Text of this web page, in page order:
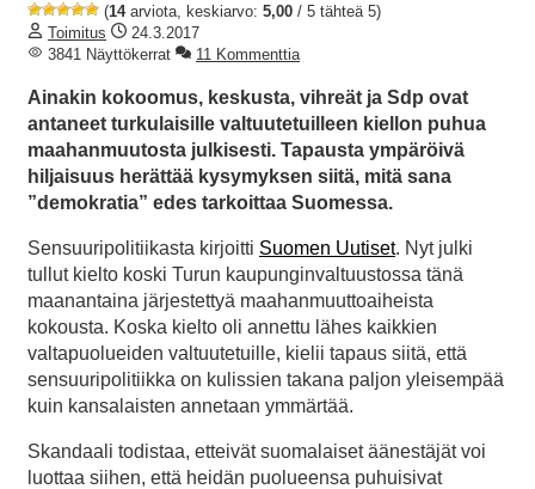
(14arviota, keskiarvo: 5,00 / 5 tähteä 5)
Toimitus
24.3.2017
3841 Näyttökerrat
11 Kommenttia
Ainakin kokoomus, keskusta, vihreät ja Sdp ovat
antaneet turkulaisille valtuutetuilleen kiellon puhua
maahanmuutosta julkisesti. Tapausta ympäröivä
hiljaisuus herättää kysymyksen siitä, mitä sana
”demokratia” edes tarkoittaa Suomessa.
Sensuuripolitiikasta kirjoitti Suomen Uutiset. Nyt julki
tullut kielto koski Turun kaupunginvaltuustossa tänä
maanantaina järjestettyä maahanmuuttoaiheista
kokousta. Koska kielto oli annettu lähes kaikkien
valtapuolueiden valtuutetuille, kielii tapaus siitä, että
sensuuripolitiikka on kulissien takana paljon yleisempää
kuin kansalaisten annetaan ymmärtää.
Skandaali todistaa, etteivät suomalaiset äänestäjät voi
luottaa siihen, että heidän puolueensa puhuisivat